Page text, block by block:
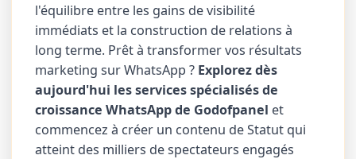
l'équilibre entre les gains de visibilité
immédiats et la construction de relations à
long terme. Prêt à transformer vos résultats
marketing sur WhatsApp ? Explorez dès
aujourd'hui les services spécialisés de
croissance WhatsApp de Godofpanel et
commencez à créer un contenu de Statut qui
atteint des milliers de spectateurs engagés